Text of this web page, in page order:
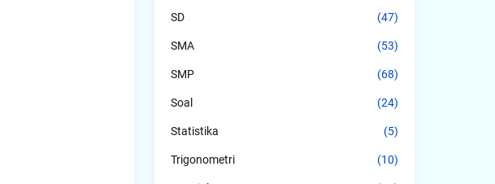
SD (47)
SMA (53)
SMP (68)
Soal (24)
Statistika (5)
Trigonometri (10)